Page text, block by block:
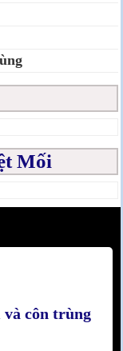
Mối
côn trùng